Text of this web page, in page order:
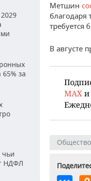
за
НДФЛ
Метшин
благодаря
требуется
В августе
MAXи
Общество